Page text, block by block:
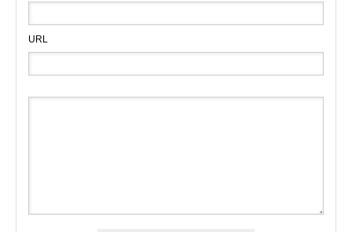
URL